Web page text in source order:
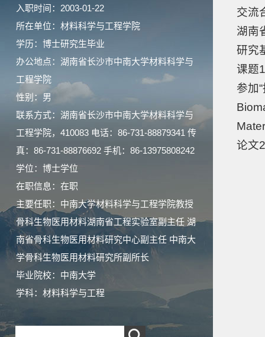
入职时间：2003-01-22
所在单位：材料科学与工程学院
学历：博士研究生毕业
办公地点：湖南省长沙市中南大学材料科学与
工程学院
性别：男
联系方式：湖南省长沙市中南大学材料科学与
工程学院，410083 电话：86-731-88879341 传
真：86-731-88876692 手机：86-13975808242
学位：博士学位
在职信息：在职
主要任职：中南大学材料科学与工程学院教授
骨科生物医用材料湖南省工程实验室副主任 湖
南省骨科生物医用材料研究中心副主任 中南大
学骨科生物医用材料研究所副所长
毕业院校：中南大学
学科：材料科学与工程
交流
湖南
研究
课题
参加
论文